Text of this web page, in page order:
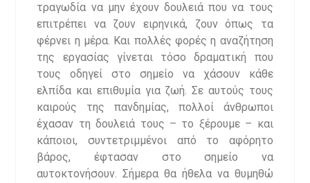
τραγωδία να μην έχουν δουλειά που να τους
επιτρέπει να ζουν ειρηνικά, ζουν όπως τα
φέρνει η μέρα. Και πολλές φορές η αναζήτηση
της εργασίας γίνεται τόσο δραματική που
τους οδηγεί στο σημείο να χάσουν κάθε
ελπίδα και επιθυμία για ζωή. Σε αυτούς τους
καιρούς της πανδημίας, πολλοί άνθρωποι
έχασαν τη δουλειά τους – το ξέρουμε – και
κάποιοι, συντετριμμένοι από το αφόρητο
βάρος, έφτασαν στο σημείο να
αυτοκτονήσουν. Σήμερα θα ήθελα να θυμηθώ